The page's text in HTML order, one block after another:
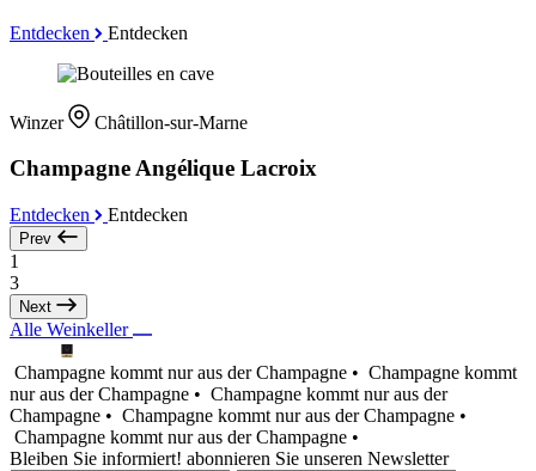
Entdecken Entdecken
Winzer Châtillon-sur-Marne
Champagne Angélique Lacroix
Entdecken Entdecken
Prev
1
3
Next
Alle Weinkeller
Champagne kommt nur aus der Champagne • Champagne kommt
nur aus der Champagne • Champagne kommt nur aus der
Champagne • Champagne kommt nur aus der Champagne •
Champagne kommt nur aus der Champagne •
Bleiben Sie informiert! abonnieren Sie unseren Newsletter